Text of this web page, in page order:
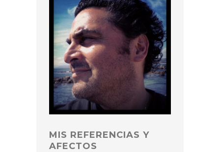
MIS REFERENCIAS Y
AFECTOS